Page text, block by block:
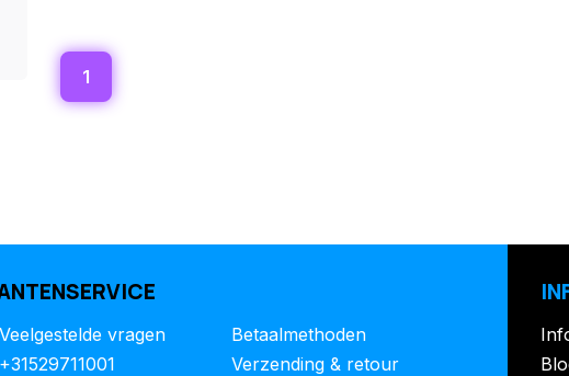
1
Veelgestelde vragen
+31529711001
Betaalmethoden
Verzending & retour